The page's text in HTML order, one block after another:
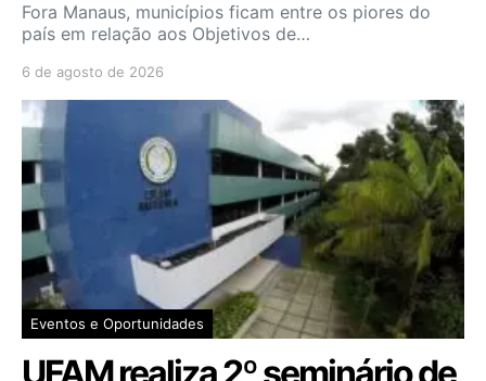
Fora Manaus, municípios ficam entre os piores do
país em relação aos Objetivos de…
6 de agosto de 2026
Eventos e Oportunidades